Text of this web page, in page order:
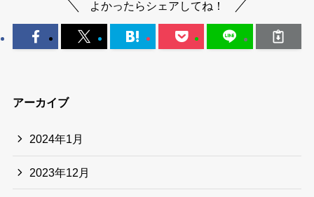
よかったらシェアしてね！
アーカイブ
2024年1月
2023年12月